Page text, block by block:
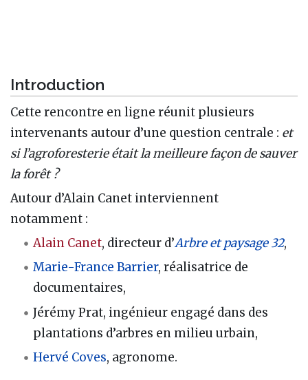
Introduction
Cette rencontre en ligne réunit plusieurs
intervenants autour d’une question centrale : et
si l’agroforesterie était la meilleure façon de sauver
la forêt ?
Autour d’Alain Canet interviennent
notamment :
Alain Canet, directeur d’Arbre et paysage 32,
Marie-France Barrier, réalisatrice de
documentaires,
Jérémy Prat, ingénieur engagé dans des
plantations d’arbres en milieu urbain,
Hervé Coves, agronome.